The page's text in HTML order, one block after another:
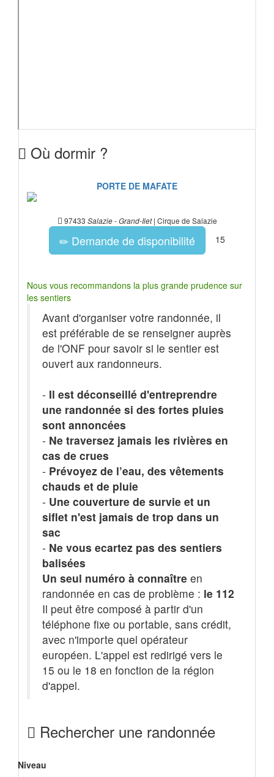
Où dormir ?
PORTE DE MAFATE
97433 Salazie - Grand-Ilet| Cirque de Salazie
Demande de disponibilité 15
Nous vous recommandons la plus grande prudence sur
les sentiers
Avant d'organiser votre randonnée, il
est préférable de se renseigner auprès
de l'ONF pour savoir si le sentier est
ouvert aux randonneurs.
- Il est déconseillé d'entreprendre
une randonnée si des fortes pluies
sont annoncées
- Ne traversez jamais les rivières en
cas de crues
- Prévoyez de l’eau, des vêtements
chauds et de pluie
- Une couverture de survie et un
siflet n'est jamais de trop dans un
sac
- Ne vous ecartez pas des sentiers
balisées
Un seul numéro à connaître en
randonnée en cas de problème : le 112
Il peut être composé à partir d'un
téléphone fixe ou portable, sans crédit,
avec n'importe quel opérateur
européen. L'appel est redirigé vers le
15 ou le 18 en fonction de la région
d'appel.
Rechercher une randonnée
Niveau